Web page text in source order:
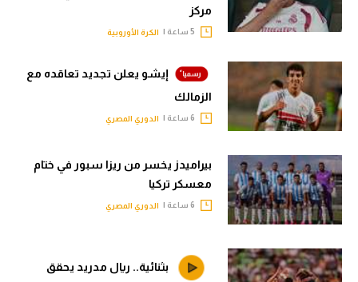
مركز
الكرة الأوروبية
إيشو يعلن تجديد تعاقده مع
الزمالك
الدوري المصري
بيراميدز يخسر من ريزا سبور في ختام
معسكر تركيا
الدوري المصري
بثنائية.. ريال مدريد يحقق